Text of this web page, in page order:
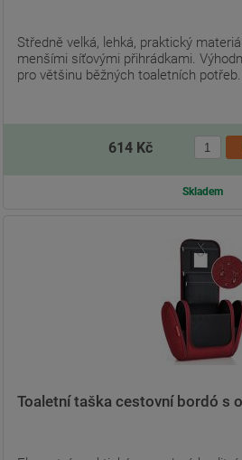
Středně velká, lehká, praktický
menšími síťovými přihrádkami.
pro většinu běžných toaletních
614 Kč
Skladem
Toaletní taška cestovní bordó s